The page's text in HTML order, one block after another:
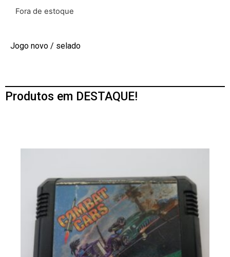
Fora de estoque
Jogo novo / selado
Produtos em DESTAQUE!